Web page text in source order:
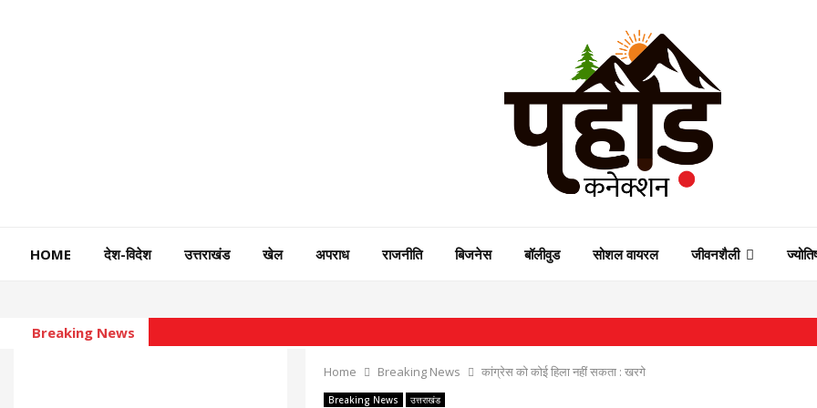
HOME देश-विदेश उत्तराखंड खेल अपराध राजनीति बिजनेस बॉलीवुड सोशल वायरल जीवनशैली
Breaking News ⇝
Home Breaking News कांग्रेस को कोई हिला नहीं सकता : खरगे
Breaking News उत्तराखंड